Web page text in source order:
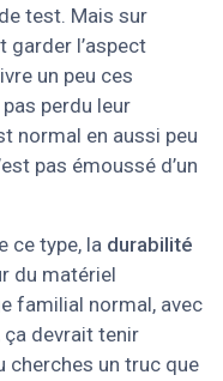
test. Mais sur
garder l’aspect
un peu ces
pas perdu leur
normal en aussi peu
pas émoussé d’un
ce type, la durabilité
du matériel
familial normal, avec
ça devrait tenir
cherches un truc que